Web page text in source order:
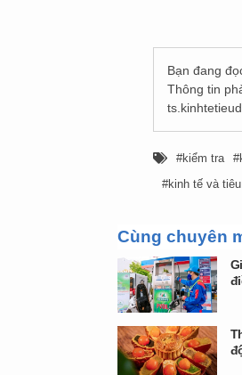
Bạn đang
Thông tin
kiểm tra
kinh tế và
Cùng chuyên